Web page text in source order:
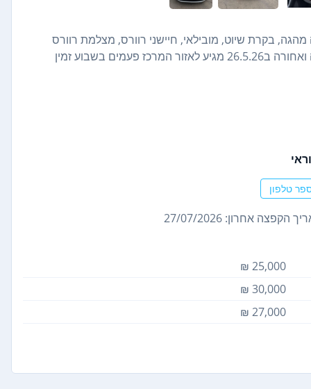
מלאה מהגה, בקרת שיוט, מובילאי, חיישני רוורס, מצלמת רוורס
חסכוני ביותר רכב במצב מצוין עבר החלפת של ברקסים קדימה ואחורה ב26.5.26 מגיע לאזור המרכז פעמים בשבוע זמין
טלפון
הקפצה אחרון: 27/07/2026
25,000 ₪
30,000 ₪
27,000 ₪